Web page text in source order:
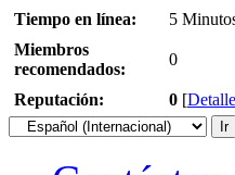
Tiempo en línea:
5
Miembros
recomendados:
0
Reputación: 0 [